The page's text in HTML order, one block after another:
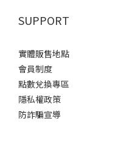
SUPPORT
實體販售地點
會員制度
點數兌換專區
隱私權政策
防詐騙宣導